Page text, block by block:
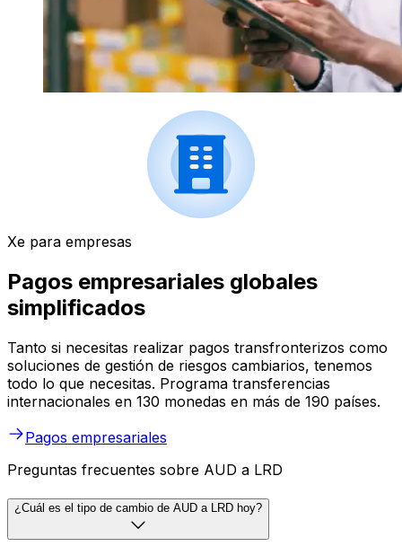
Xe para empresas
Pagos empresariales globales
simplificados
Tanto si necesitas realizar pagos transfronterizos como
soluciones de gestión de riesgos cambiarios, tenemos
todo lo que necesitas. Programa transferencias
internacionales en 130 monedas en más de 190 países.
Pagos empresariales
Preguntas frecuentes sobre AUD a LRD
¿Cuál es el tipo de cambio de AUD a LRD hoy?